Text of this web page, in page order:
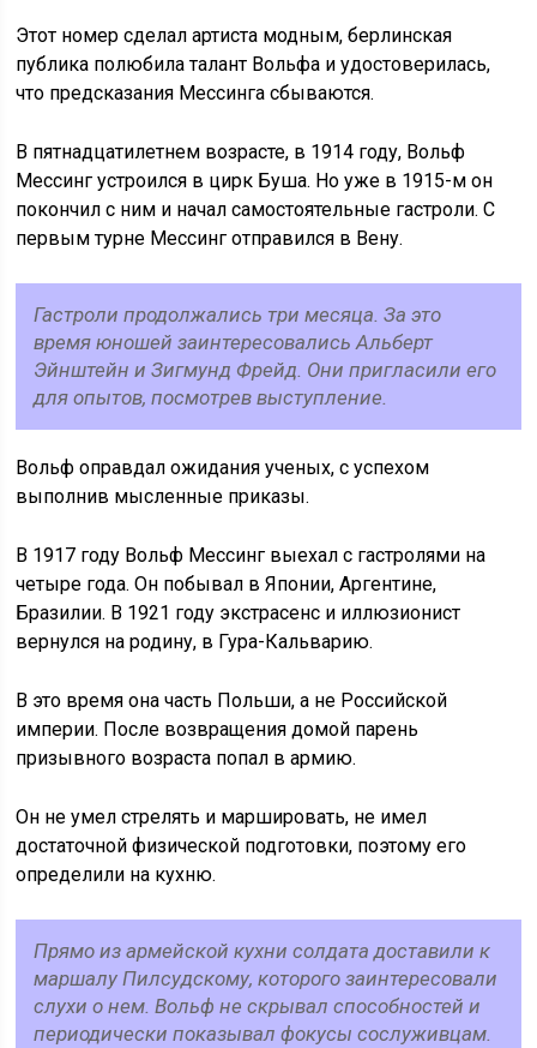
Этот номер сделал артиста модным, берлинская
публика полюбила талант Вольфа и удостоверилась,
что предсказания Мессинга сбываются.
В пятнадцатилетнем возрасте, в 1914 году, Вольф
Мессинг устроился в цирк Буша. Но уже в 1915-м он
покончил с ним и начал самостоятельные гастроли. С
первым турне Мессинг отправился в Вену.
Гастроли продолжались три месяца. За это
время юношей заинтересовались Альберт
Эйнштейн и Зигмунд Фрейд. Они пригласили его
для опытов, посмотрев выступление.
Вольф оправдал ожидания ученых, с успехом
выполнив мысленные приказы.
В 1917 году Вольф Мессинг выехал с гастролями на
четыре года. Он побывал в Японии, Аргентине,
Бразилии. В 1921 году экстрасенс и иллюзионист
вернулся на родину, в Гура-Кальварию.
В это время она часть Польши, а не Российской
империи. После возвращения домой парень
призывного возраста попал в армию.
Он не умел стрелять и маршировать, не имел
достаточной физической подготовки, поэтому его
определили на кухню.
Прямо из армейской кухни солдата доставили к
маршалу Пилсудскому, которого заинтересовали
слухи о нем. Вольф не скрывал способностей и
периодически показывал фокусы сослуживцам.